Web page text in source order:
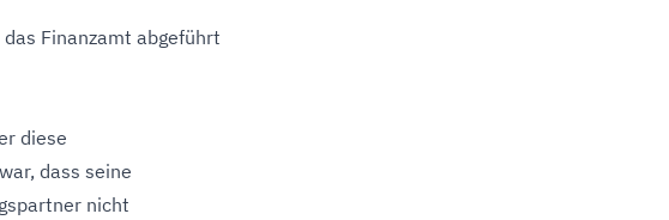
Finanzamt abgeführt
diese
dass seine
nicht